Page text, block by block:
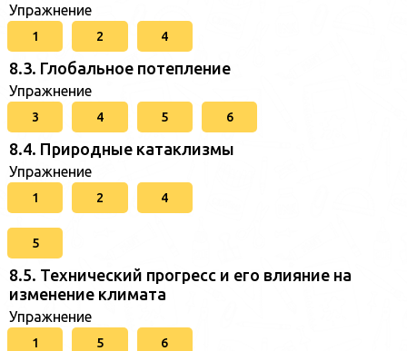
Упражнение
1 2 4
8.3. Глобальное потепление
Упражнение
3 4 5 6
8.4. Природные катаклизмы
Упражнение
1 2 4
5
8.5. Технический прогресс и его влияние на
изменение климата
Упражнение
1 5 6